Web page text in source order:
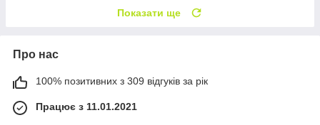
Показати ще
Про нас
100% позитивних з 309 відгуків за рік
Працює з 11.01.2021